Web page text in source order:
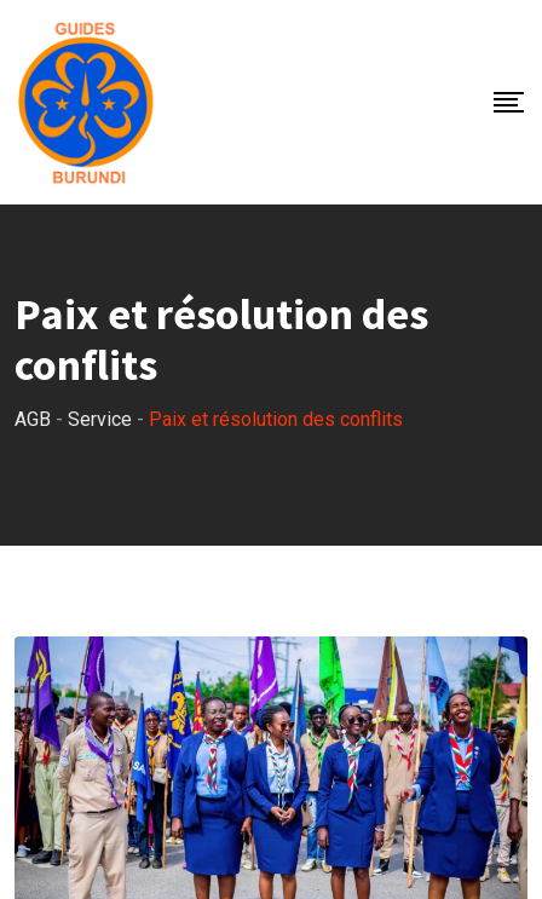
content
Paix et résolution des
conflits
AGB - Service - Paix et résolution des conflits